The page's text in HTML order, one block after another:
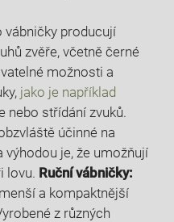
vábničky producují
zvěře, včetně černé
možnosti a
jako je například
nebo střídání zvuků.
účinné na
je, že umožňují
lovu. Ruční vábničky:
a kompaktnější
z různých